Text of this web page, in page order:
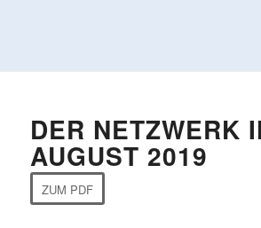
DER NETZWERK
AUGUST 2019
ZUM PDF